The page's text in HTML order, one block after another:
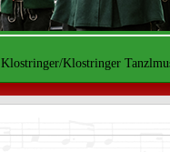
Klostringer/Klostringer